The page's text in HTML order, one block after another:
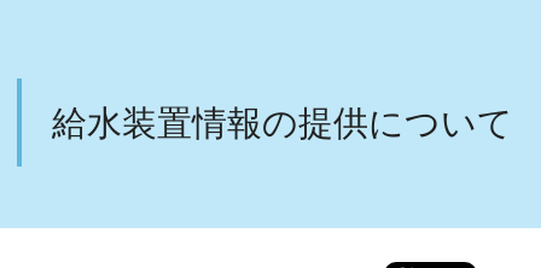
給水装置情報の提供について